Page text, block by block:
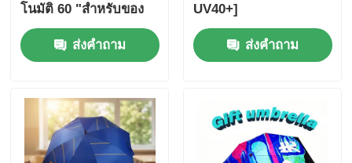
โนมัติ 60 "สำหรับของ
ขวัญธุรกิจไนจีเรีย
ส่งคำถาม
UV40+]
ส่งคำถาม